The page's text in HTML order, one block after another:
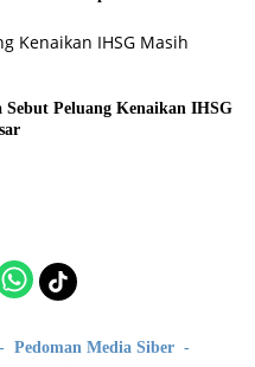
Sebut Peluang Kenaikan IHSG
Pedoman Media Siber